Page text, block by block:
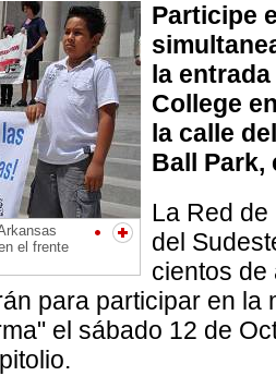
el frente
Participe
la
College
la calle
Ball Park,
La Red
del
cientos de
para participar en la
el sábado 12 de